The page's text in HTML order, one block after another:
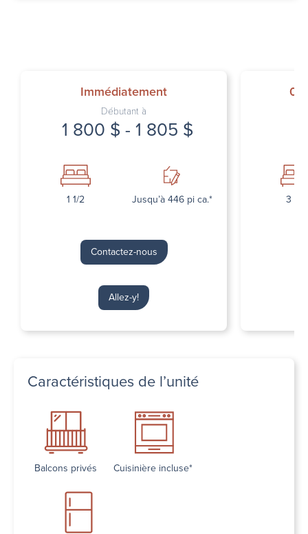
Immédiatement
Débutant à
1 800 $ - 1 805 $
1 1/2 Jusqu’à 446 pi ca.*
Contactez-nous
Allez-y!
01
3 1/2
Caractéristiques de l’unité
Balcons privés Cuisinière incluse*